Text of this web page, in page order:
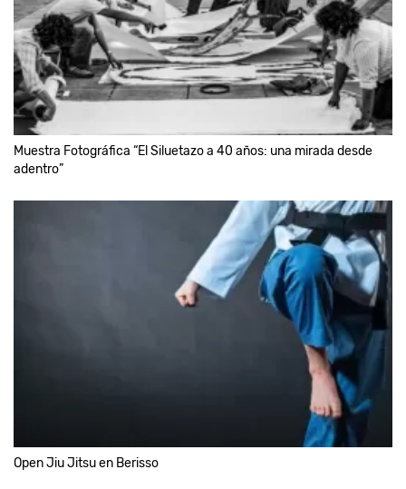
Muestra Fotográfica “El Siluetazo a 40 años: una mirada desde
adentro”
Open Jiu Jitsu en Berisso